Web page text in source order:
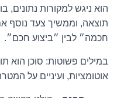
הוא ניגש למקורות נתונים,
תוצאה, וממשיך צעד נוסף
חכמה״ לבין ״ביצוע חכם״.
במילים פשוטות: סוכן הוא
אוטומציות, ועיניים על